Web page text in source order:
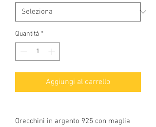
Quantità *
Aggiungi al carrello
Orecchini in argento 925 con maglia